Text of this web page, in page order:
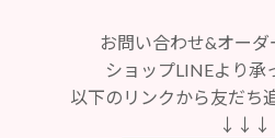
お問い合わせ&オーダ
ショップLINEより承
以下のリンクから友だち
↓↓↓